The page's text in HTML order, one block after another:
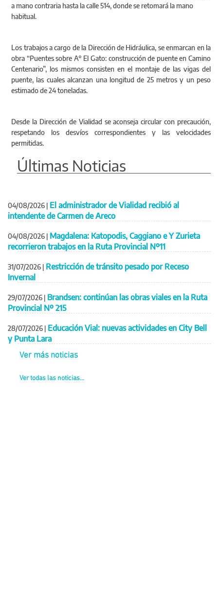
a mano contraria hasta la calle 514, donde se retomará la mano
habitual.
Los trabajos a cargo de la Dirección de Hidráulica, se enmarcan en la
obra “Puentes sobre A° El Gato: construcción de puente en Camino
Centenario”, los mismos consisten en el montaje de las vigas del
puente, las cuales alcanzan una longitud de 25 metros y un peso
estimado de 24 toneladas.
Desde la Dirección de Vialidad se aconseja circular con precaución,
respetando los desvíos correspondientes y las velocidades
permitidas.
Últimas Noticias
04/08/2026 | El administrador de Vialidad recibió al
intendente de Carmen de Areco
04/08/2026 | Magdalena: Katopodis, Caggiano e Y Zurieta
recorrieron trabajos en la Ruta Provincial Nº11
31/07/2026 | Restricción de tránsito pesado por Receso
Invernal
29/07/2026 | Brandsen: continúan las obras viales en la Ruta
Provincial Nº 215
28/07/2026 | Educación Vial: nuevas actividades en City Bell
y Punta Lara
Ver más noticias
Ver todas las noticias...